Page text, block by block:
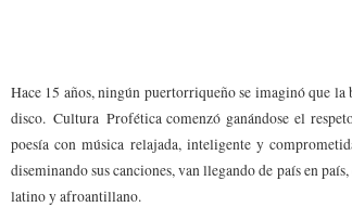
Hace 15 años, ningún puertorriqueño se imaginó que
disco. Cultura Profética comenzó ganándose el
poesía con música relajada, inteligente y
diseminando sus canciones, van llegando de país en
latino y afroantillano.